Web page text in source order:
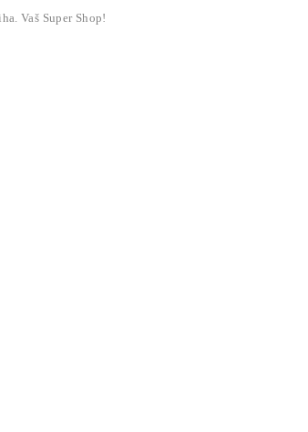
Vaš Super Shop!